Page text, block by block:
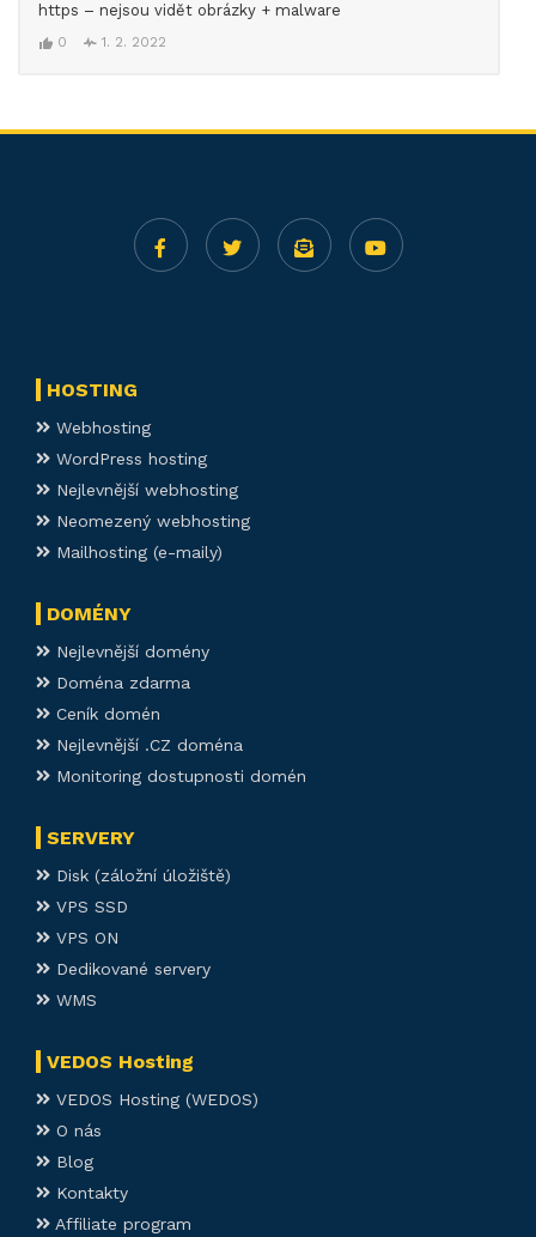
https – nejsou vidět obrázky + malware
0 1. 2. 2022
HOSTING
Webhosting
WordPress hosting
Nejlevnější webhosting
Neomezený webhosting
Mailhosting (e-maily)
DOMÉNY
Nejlevnější domény
Doména zdarma
Ceník domén
Nejlevnější .CZ doména
Monitoring dostupnosti domén
SERVERY
Disk (záložní úložiště)
VPS SSD
VPS ON
Dedikované servery
WMS
VEDOS Hosting
VEDOS Hosting (WEDOS)
O nás
Blog
Kontakty
Affiliate program